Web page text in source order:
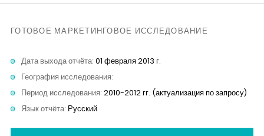
ГОТОВОЕ МАРКЕТИНГОВОЕ ИССЛЕДОВАНИЕ
Дата выхода отчёта: 01 февраля 2013 г.
География исследования:
Период исследования: 2010-2012 гг. (актуализация по запросу)
Язык отчёта: Русский